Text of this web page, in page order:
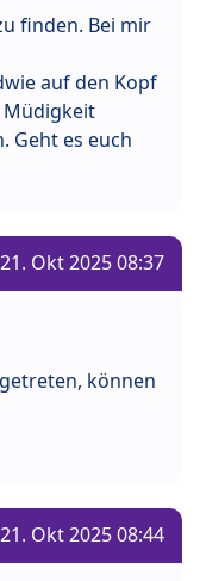
finden. Bei mir
auf den Kopf
Müdigkeit
Geht es euch
21. Okt 2025 08:37
können
21. Okt 2025 08:44